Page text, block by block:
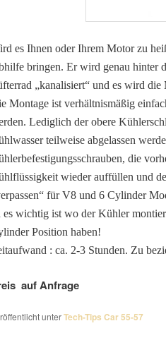
es Ihnen oder Ihrem Motor zu
bringen. Er wird genau hinter
„kanalisiert“ und es wird
Montage ist verhältnismäßig
Lediglich der obere
teilweise abgelassen
die
wieder auffüllen und
für V8 und 6 Cylinder
es wichtig ist wo der Kühler
Position haben!
: ca. 2-3 Stunden. Zu
auf Anfrage
unterTech-Tips Car 55-57